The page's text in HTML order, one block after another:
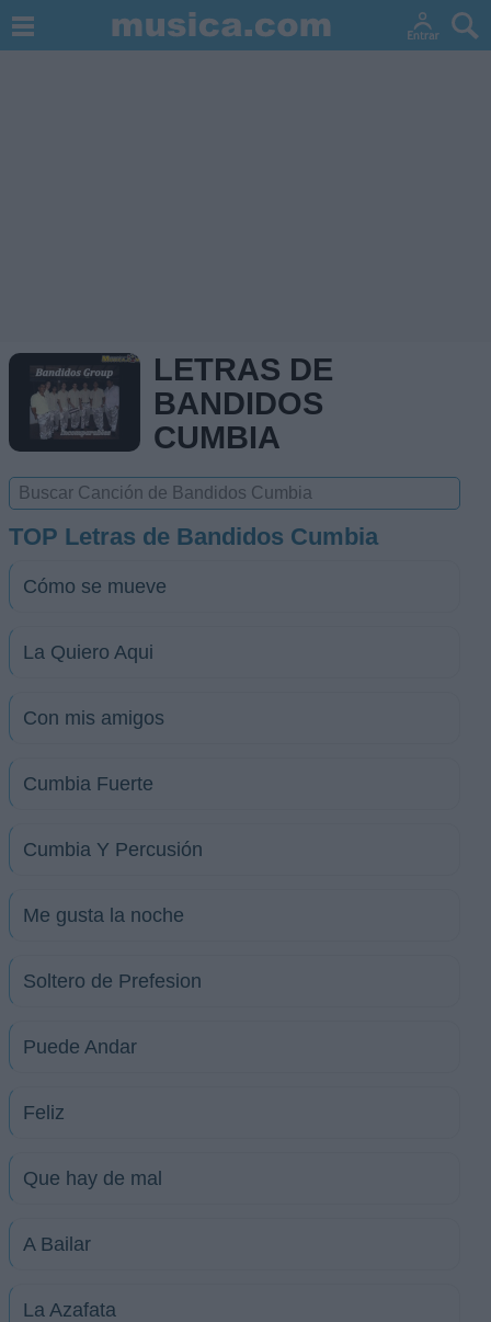
LETRAS DE
BANDIDOS
CUMBIA
TOP Letras de Bandidos Cumbia
Cómo se mueve
La Quiero Aqui
Con mis amigos
Cumbia Fuerte
Cumbia Y Percusión
Me gusta la noche
Soltero de Prefesion
Puede Andar
Feliz
Que hay de mal
A Bailar
La Azafata